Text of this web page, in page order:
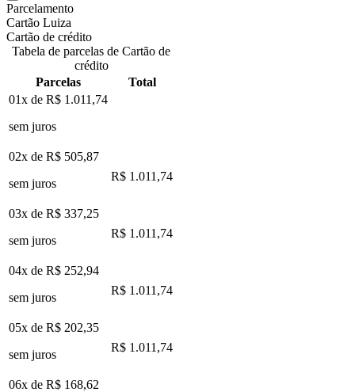
Parcelamento
Cartão Luiza
Cartão de crédito
Tabela de parcelas de Cartão de
crédito
Parcelas
Total
01x de R$ 1.011,74
sem juros
02x de R$ 505,87
sem juros
R$ 1.011,74
03x de R$ 337,25
sem juros
R$ 1.011,74
04x de R$ 252,94
sem juros
R$ 1.011,74
05x de R$ 202,35
sem juros
R$ 1.011,74
06x de R$ 168,62